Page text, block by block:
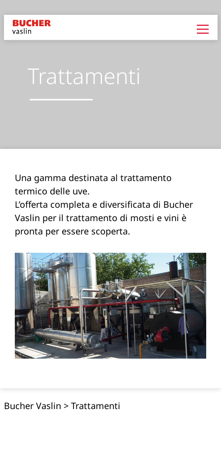
Trattamenti
Una gamma destinata al trattamento
termico delle uve.
L’offerta completa e diversificata di Bucher
Vaslin per il trattamento di mosti e vini è
pronta per essere scoperta.
Bucher Vaslin > Trattamenti